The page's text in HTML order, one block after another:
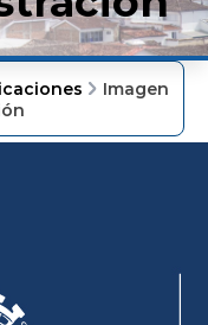
Imagen